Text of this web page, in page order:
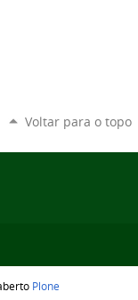
Voltar para o topo
Plone